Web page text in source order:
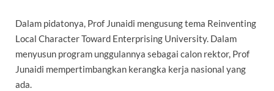
Dalam pidatonya, Prof Junaidi mengusung tema Reinventing
Local Character Toward Enterprising University. Dalam
menyusun program unggulannya sebagai calon rektor, Prof
Junaidi mempertimbangkan kerangka kerja nasional yang
ada.